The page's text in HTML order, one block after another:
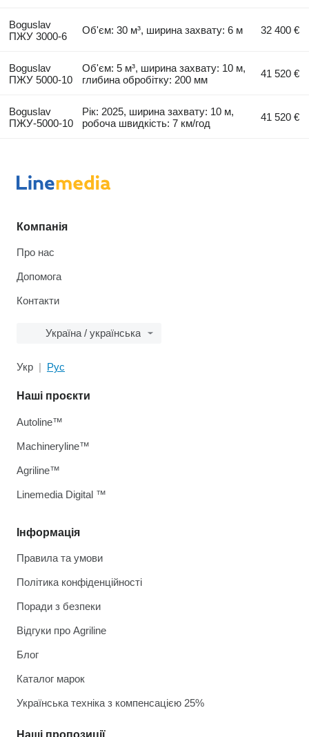
Boguslav
ПЖУ 3000-6
Об'єм: 30 м³, ширина захвату: 6 м 32 400 €
Boguslav
ПЖУ 5000-10
Об'єм: 5 м³, ширина захвату: 10 м,
глибина обробітку: 200 мм
41 520 €
Boguslav
ПЖУ-5000-10
Рік: 2025, ширина захвату: 10 м,
робоча швидкість: 7 км/год
41 520 €
Компанія
Про нас
Допомога
Контакти
Україна / українська
Укр Рус
Інформація
Правила та умови
Політика конфіденційності
Поради з безпеки
Відгуки про Agriline
Блог
Каталог марок
Українська техніка з компенсацією 25%
Наші пропозиції
Наші проєкти
Autoline™
Machineryline™
Agriline™
Linemedia Digital ™